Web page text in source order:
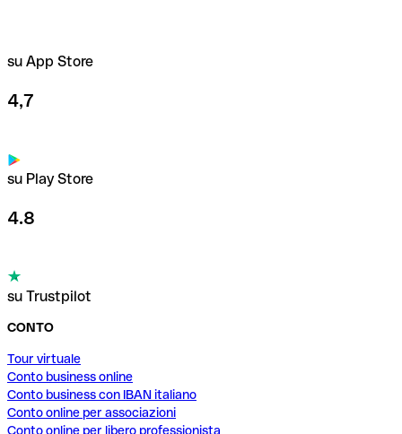
su App Store
4,7
su Play Store
4.8
su Trustpilot
CONTO
Tour virtuale
Conto business online
Conto business con IBAN italiano
Conto online per associazioni
Conto online per libero professionista